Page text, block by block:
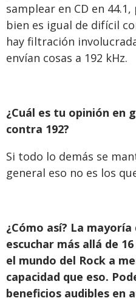
samplear en CD en
bien es igual de difícil
hay filtración
envían cosas a 192 kHz.
¿Cuál es tu opinión en
contra 192?
Si todo lo demás se
general eso no es los
¿Cómo así? La
escuchar más allá de
el mundo del Rock a
capacidad que eso.
beneficios audibles en